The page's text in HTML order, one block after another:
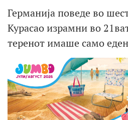
Германија поведе во
Курасао израмни во
теренот имаше само